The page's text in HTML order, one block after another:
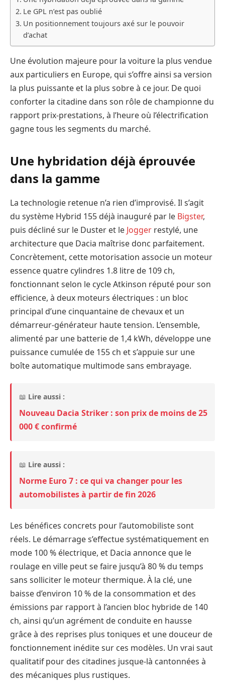
Le GPL n’est pas oublié
Un positionnement toujours axé sur le pouvoir
d’achat
Une évolution majeure pour la voiture la plus vendue
aux particuliers en Europe, qui s’offre ainsi sa version
la plus puissante et la plus sobre à ce jour. De quoi
conforter la citadine dans son rôle de championne du
rapport prix-prestations, à l’heure où l’électrification
gagne tous les segments du marché.
Une hybridation déjà éprouvée
dans la gamme
La technologie retenue n’a rien d’improvisé. Il s’agit
du système Hybrid 155 déjà inauguré par le Bigster,
puis décliné sur le Duster et le Jogger restylé, une
architecture que Dacia maîtrise donc parfaitement.
Concrètement, cette motorisation associe un moteur
essence quatre cylindres 1.8 litre de 109 ch,
fonctionnant selon le cycle Atkinson réputé pour son
efficience, à deux moteurs électriques : un bloc
principal d’une cinquantaine de chevaux et un
démarreur-générateur haute tension. L’ensemble,
alimenté par une batterie de 1,4 kWh, développe une
puissance cumulée de 155 ch et s’appuie sur une
boîte automatique multimode sans embrayage.
📖 Lire aussi :
Nouveau Dacia Striker : son prix de moins de 25
000 € confirmé
📖 Lire aussi :
Norme Euro 7 : ce qui va changer pour les
automobilistes à partir de fin 2026
Les bénéfices concrets pour l’automobiliste sont
réels. Le démarrage s’effectue systématiquement en
mode 100 % électrique, et Dacia annonce que le
roulage en ville peut se faire jusqu’à 80 % du temps
sans solliciter le moteur thermique. À la clé, une
baisse d’environ 10 % de la consommation et des
émissions par rapport à l’ancien bloc hybride de 140
ch, ainsi qu’un agrément de conduite en hausse
grâce à des reprises plus toniques et une douceur de
fonctionnement inédite sur ces modèles. Un vrai saut
qualitatif pour des citadines jusque-là cantonnées à
des mécaniques plus rustiques.